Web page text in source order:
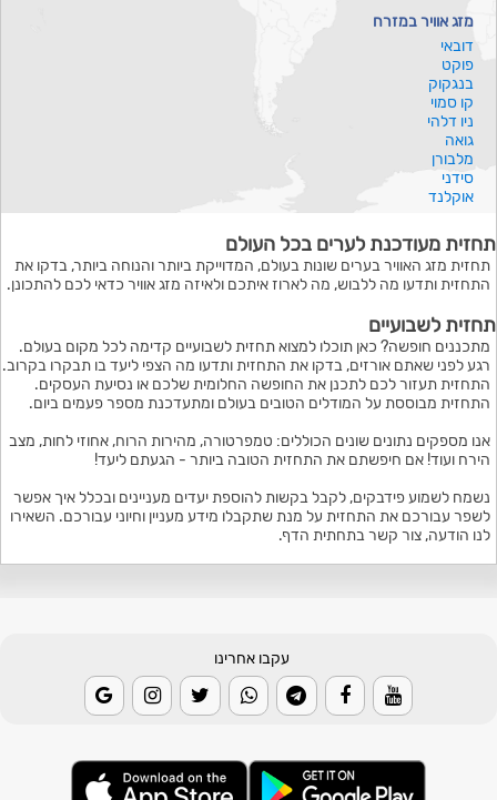
מזג אוויר במזרח
דובאי
פוקט
בנגקוק
קו סמוי
ניו דלהי
גואה
מלבורן
סידני
אוקלנד
תחזית מעודכנת לערים בכל העולם
תחזית מזג האוויר בערים שונות בעולם, המדוייקת ביותר והנוחה ביותר, בדקו את
התחזית ותדעו מה ללבוש, מה לארוז איתכם ולאיזה מזג אוויר כדאי לכם להתכונן.
תחזית לשבועיים
מתכננים חופשה? כאן תוכלו למצוא תחזית לשבועיים קדימה לכל מקום בעולם.
רגע לפני שאתם אורזים, בדקו את התחזית ותדעו מה הצפי ליעד בו תבקרו בקרוב.
התחזית תעזור לכם לתכנן את החופשה החלומית שלכם או נסיעת העסקים.
התחזית מבוססת על המודלים הטובים בעולם ומתעדכנת מספר פעמים ביום.
אנו מספקים נתונים שונים הכוללים: טמפרטורה, מהירות הרוח, אחוזי לחות, מצב
הירח ועוד! אם חיפשתם את התחזית הטובה ביותר - הגעתם ליעד!
נשמח לשמוע פידבקים, לקבל בקשות להוספת יעדים מעניינים ובכלל איך אפשר
לשפר עבורכם את התחזית על מנת שתקבלו מידע מעניין וחיוני עבורכם. השאירו
לנו הודעה, צור קשר בתחתית הדף.
עקבו אחרינו